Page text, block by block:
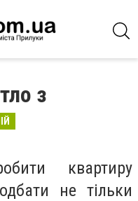
з
квартиру
не тільки